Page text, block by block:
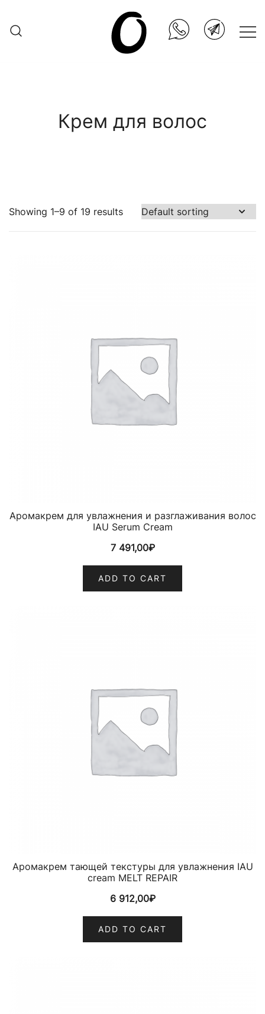
content
Крем для волос
Showing 1–9 of 19 results
Аромакрем для увлажнения и разглаживания волос
IAU Serum Cream
7 491,00₽
ADD TO CART
Аромакрем тающей текстуры для увлажнения IAU
cream MELT REPAIR
6 912,00₽
ADD TO CART